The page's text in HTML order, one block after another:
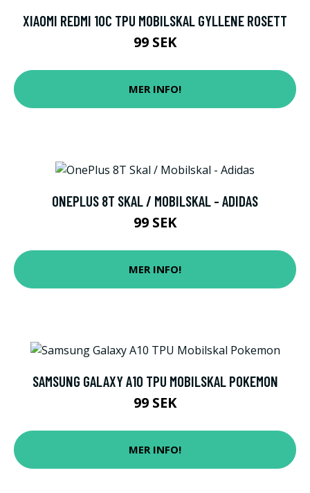
XIAOMI REDMI 10C TPU MOBILSKAL GYLLENE ROSETT
99 SEK
MER INFO!
ONEPLUS 8T SKAL / MOBILSKAL - ADIDAS
99 SEK
MER INFO!
SAMSUNG GALAXY A10 TPU MOBILSKAL POKEMON
99 SEK
MER INFO!